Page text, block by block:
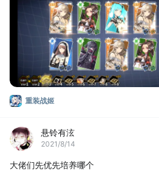
重装战姬
悬铃有泫
2021/8/14
大佬们先优先培养哪个